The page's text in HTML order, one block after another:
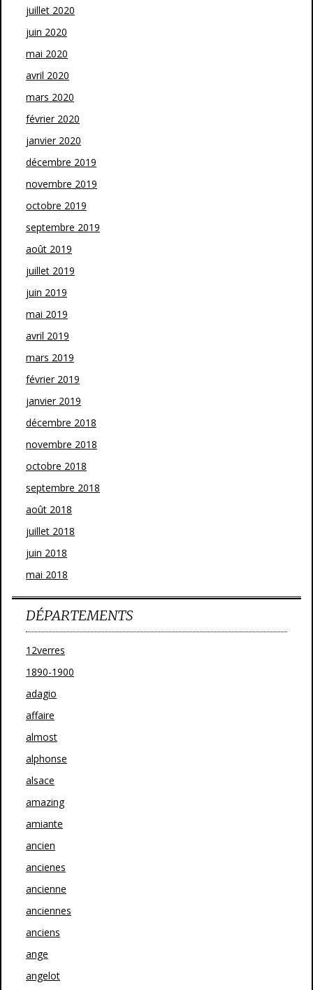
juillet 2020
juin 2020
mai 2020
avril 2020
mars 2020
février 2020
janvier 2020
décembre 2019
novembre 2019
octobre 2019
septembre 2019
août 2019
juillet 2019
juin 2019
mai 2019
avril 2019
mars 2019
février 2019
janvier 2019
décembre 2018
novembre 2018
octobre 2018
septembre 2018
août 2018
juillet 2018
juin 2018
mai 2018
DÉPARTEMENTS
12verres
1890-1900
adagio
affaire
almost
alphonse
alsace
amazing
amiante
ancien
ancienes
ancienne
anciennes
anciens
ange
angelot